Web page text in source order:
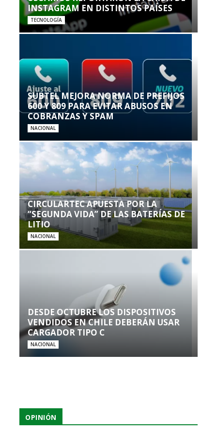
INSTAGRAM EN DISTINTOS PAÍSES
TECNOLOGÍA
SUBTEL MEJORA NORMA DE PREFIJOS
600 Y 809 PARA EVITAR ABUSOS EN
COBRANZAS Y SPAM
NACIONAL
CIRCULARTEC APUESTA POR LA
“SEGUNDA VIDA” DE LAS BATERÍAS DE
LITIO
NACIONAL
DESDE OCTUBRE LOS DISPOSITIVOS
VENDIDOS EN CHILE DEBERÁN USAR
CARGADOR TIPO C
NACIONAL
OPINIÓN